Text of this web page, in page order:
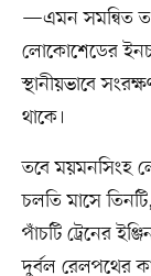
—এমন সমন্বিত
লোকোশেডের
স্থানীয়ভাবে
থাকে।
তবে ময়মনসিংহ
চলতি মাসে
পাঁচটি ট্রেনের
দুর্বল রেলপথের